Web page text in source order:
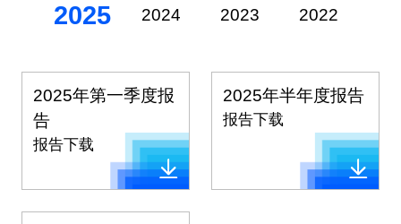
2025 2024 2023 2022
2025年第一季度报
告
报告下载
2025年半年度报告
报告下载